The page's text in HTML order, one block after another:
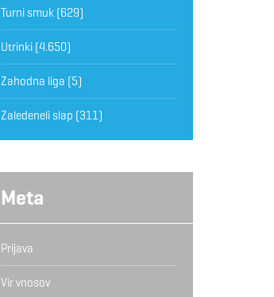
Turni smuk(629)
Utrinki(4.650)
Zahodna liga (5)
Zaledeneli slap (311)
Meta
Prijava
Vir vnosov